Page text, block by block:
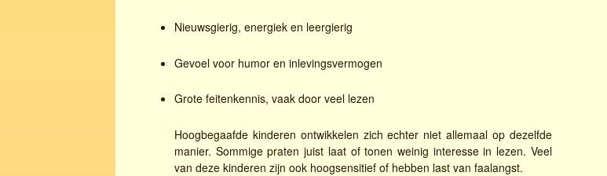
Nieuwsgierig, energiek en leergierig
Gevoel voor humor en inlevingsvermogen
Grote feitenkennis, vaak door veel lezen
Hoogbegaafde kinderen ontwikkelen zich echter niet allemaal op dezelfde
manier. Sommige praten juist laat of tonen weinig interesse in lezen. Veel
van deze kinderen zijn ook hoogsensitief of hebben last van faalangst.